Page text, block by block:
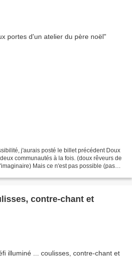
j'aurais posté le billet précédent Doux
communautés à la fois. (doux rêveurs de
Mais ce n'est pas possible (pas
contre-chant et